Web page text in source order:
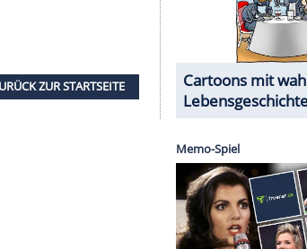
von Frauen in einstige
vielleicht schon von
scheint als älteren -
ein Soldat, als er zu
41) befragt wird.
ihres Bedeutungszenits
angesichts des Titels ein
20219) von Dominik